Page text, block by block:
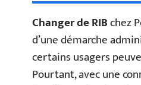
Changer de RIBchez
d’une démarche
certains usagers
Pourtant, avec une